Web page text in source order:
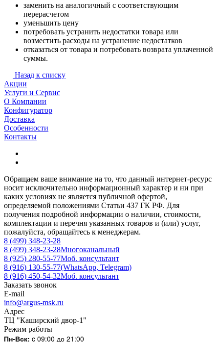
заменить на аналогичный с соответствующим
перерасчетом
уменьшить цену
потребовать устранить недостатки товара или
возместить расходы на устранение недостатков
отказаться от товара и потребовать возврата уплаченной
суммы.
Назад к списку
Акции
Услуги и Сервис
О Компании
Конфигуратор
Доставка
Особенности
Контакты
Обращаем ваше внимание на то, что данный интернет-ресурс
носит исключительно информационный характер и ни при
каких условиях не является публичной офертой,
определяемой положениями Статьи 437 ГК РФ. Для
получения подробной информации о наличии, стоимости,
комплектации и перечня указанных товаров и (или) услуг,
пожалуйста, обращайтесь к менеджерам.
8 (499) 348-23-28
8 (499) 348-23-28Многоканальный
8 (925) 280-55-77Моб. консультант
8 (916) 130-55-77(WhatsApp, Telegram)
8 (916) 450-54-32Моб. консультант
Заказать звонок
E-mail
info@argus-msk.ru
Адрес
ТЦ "Каширский двор-1"
Режим работы
Пн-Вск: c 09:00 до 21:00